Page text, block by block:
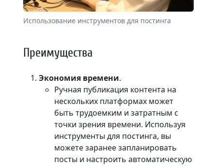
Использование инструментов для постинга
Преимущества
Экономия времени.
Ручная публикация контента на
нескольких платформах может
быть трудоемким и затратным с
точки зрения времени. Используя
инструменты для постинга, вы
можете заранее запланировать
посты и настроить автоматическую